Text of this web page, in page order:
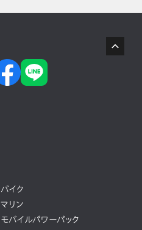
バイク
マリン
モバイルパワーパック